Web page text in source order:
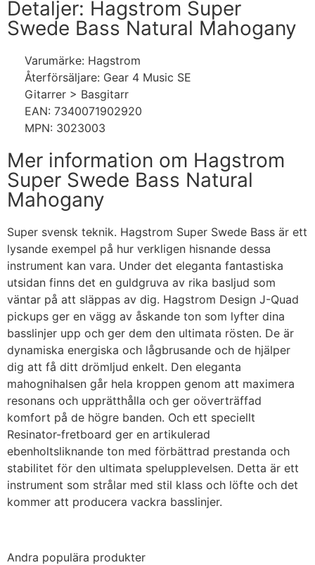
Detaljer: Hagstrom Super
Swede Bass Natural Mahogany
Varumärke: Hagstrom
Återförsäljare: Gear 4 Music SE
Gitarrer > Basgitarr
EAN: 7340071902920
MPN: 3023003
Mer information om Hagstrom
Super Swede Bass Natural
Mahogany
Super svensk teknik. Hagstrom Super Swede Bass är ett
lysande exempel på hur verkligen hisnande dessa
instrument kan vara. Under det eleganta fantastiska
utsidan finns det en guldgruva av rika basljud som
väntar på att släppas av dig. Hagstrom Design J-Quad
pickups ger en vägg av åskande ton som lyfter dina
basslinjer upp och ger dem den ultimata rösten. De är
dynamiska energiska och lågbrusande och de hjälper
dig att få ditt drömljud enkelt. Den eleganta
mahognihalsen går hela kroppen genom att maximera
resonans och upprätthålla och ger oöverträffad
komfort på de högre banden. Och ett speciellt
Resinator-fretboard ger en artikulerad
ebenholtsliknande ton med förbättrad prestanda och
stabilitet för den ultimata spelupplevelsen. Detta är ett
instrument som strålar med stil klass och löfte och det
kommer att producera vackra basslinjer.
Andra populära produkter